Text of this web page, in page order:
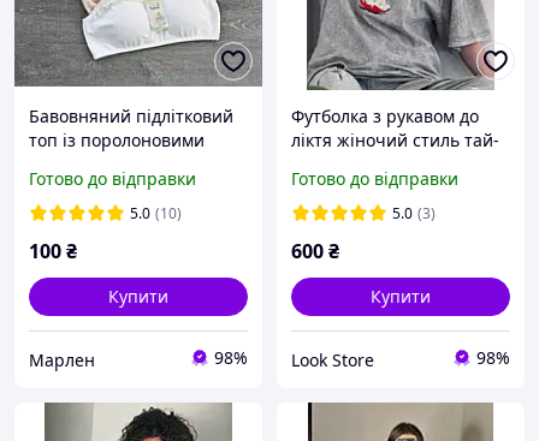
Бавовняний підлітковий
топ із поролоновими
підлітковий топік
Готово до відправки
5.0 (10)
100₴
Купити
Марлен 98%
Футболка з рукавом до
ліктя жіночий стиль тай-
модне міське літо
Готово до відправки
5.0 (3)
600₴
Купити
Look Store 98%